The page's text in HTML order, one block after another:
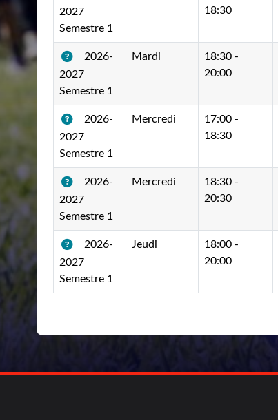
2027
Semestre 1
18:30
2026-
2027
Semestre 1
Mardi
18:30 -
20:00
2026-
2027
Semestre 1
Mercredi
17:00 -
18:30
2026-
2027
Semestre 1
Mercredi
18:30 -
20:30
2026-
2027
Semestre 1
Jeudi
18:00 -
20:00